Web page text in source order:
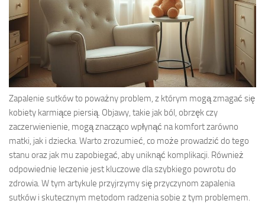
Zapalenie sutków to poważny problem, z którym mogą zmagać się
kobiety karmiące piersią. Objawy, takie jak ból, obrzęk czy
zaczerwienienie, mogą znacząco wpłynąć na komfort zarówno
matki, jak i dziecka. Warto zrozumieć, co może prowadzić do tego
stanu oraz jak mu zapobiegać, aby uniknąć komplikacji. Również
odpowiednie leczenie jest kluczowe dla szybkiego powrotu do
zdrowia. W tym artykule przyjrzymy się przyczynom zapalenia
sutków i skutecznym metodom radzenia sobie z tym problemem.